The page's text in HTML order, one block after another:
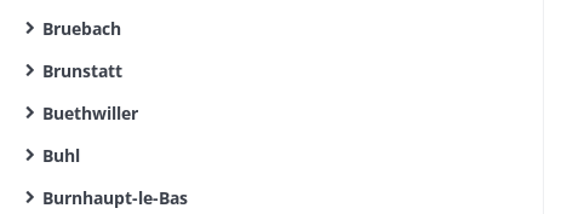
Bruebach
Brunstatt
Buethwiller
Buhl
Burnhaupt-le-Bas